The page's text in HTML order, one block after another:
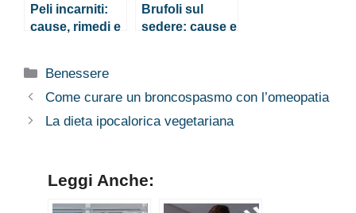
Peli incarniti:
cause, rimedi e
Brufoli sul
sedere: cause e
Categorie
Benessere
Come curare un broncospasmo con l’omeopatia
La dieta ipocalorica vegetariana
Leggi Anche: